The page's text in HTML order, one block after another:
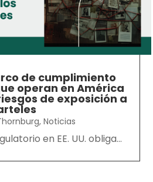
de cumplimiento
operan en América
de exposición a
,Noticias
en EE. UU. obliga...